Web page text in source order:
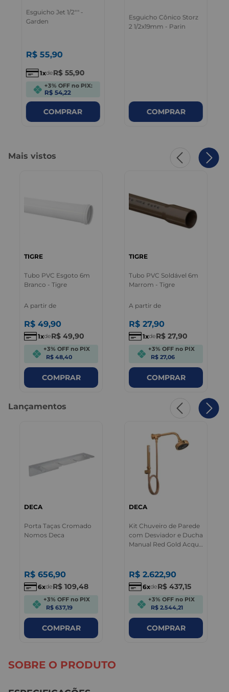
Esguicho Jet 1/2"" -
Garden
R$ 55,90
1 deR$ 55,90
+3% OFF no PIX:
R$ 54,22
COMPRAR
Esguicho Cônico Storz
2 1/2x19mm - Parin
COMPRAR
Mais vistos
TIGRE
Tubo PVC Esgoto 6m
Branco - Tigre
A partir de
R$ 49,90
1 deR$ 49,90
+3% OFF no PIX
R$ 48,40
COMPRAR
TIGRE
Tubo PVC Soldável 6m
Marrom - Tigre
A partir de
R$ 27,90
1 deR$ 27,90
+3% OFF no PIX
R$ 27,06
COMPRAR
Lançamentos
DECA
Porta Taças Cromado
Nomos Deca
R$ 656,90
6 deR$ 109,48
+3% OFF no PIX
R$ 637,19
COMPRAR
DECA
Kit Chuveiro de Parede
com Desviador e Ducha
Manual Red Gold Acqua
R$ 2.622,90
6 deR$ 437,15
+3% OFF no PIX
R$ 2.544,21
COMPRAR
SOBRE O PRODUTO